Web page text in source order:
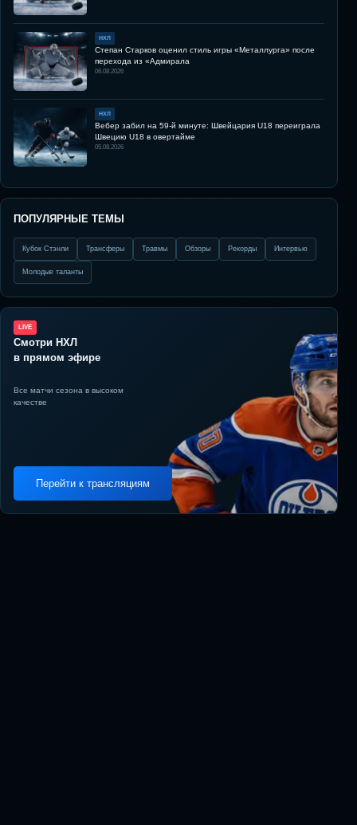
НХЛ
Степан Старков оценил стиль игры «Металлурга» после
перехода из «Адмирала
06.08.2026
НХЛ
Вебер забил на 59-й минуте: Швейцария U18 переиграла
Швецию U18 в овертайме
05.08.2026
ПОПУЛЯРНЫЕ ТЕМЫ
Кубок Стэнли Трансферы Травмы Обзоры Рекорды Интервью
Молодые таланты
LIVE
Смотри НХЛ
в прямом эфире
Все матчи сезона в высоком
качестве
Перейти к трансляциям